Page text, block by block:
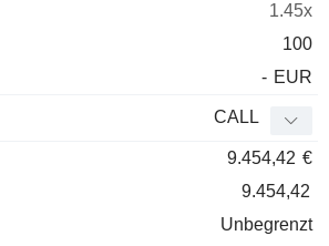
1.45x
100
- EUR
CALL
9.454,42 €
9.454,42
Unbegrenzt